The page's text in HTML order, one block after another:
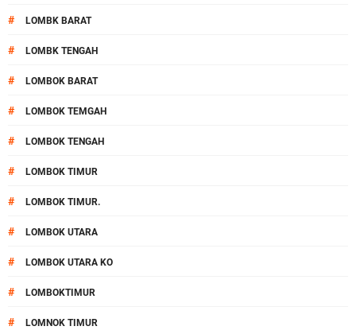
# LOMBK BARAT
# LOMBK TENGAH
# LOMBOK BARAT
# LOMBOK TEMGAH
# LOMBOK TENGAH
# LOMBOK TIMUR
# LOMBOK TIMUR.
# LOMBOK UTARA
# LOMBOK UTARA KO
# LOMBOKTIMUR
# LOMNOK TIMUR